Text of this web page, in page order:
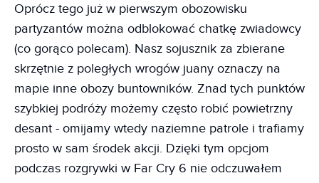
Oprócz tego już w pierwszym obozowisku
partyzantów można odblokować chatkę zwiadowcy
(co gorąco polecam). Nasz sojusznik za zbierane
skrzętnie z poległych wrogów juany oznaczy na
mapie inne obozy buntowników. Znad tych punktów
szybkiej podróży możemy często robić powietrzny
desant - omijamy wtedy naziemne patrole i trafiamy
prosto w sam środek akcji. Dzięki tym opcjom
podczas rozgrywki w Far Cry 6 nie odczuwałem